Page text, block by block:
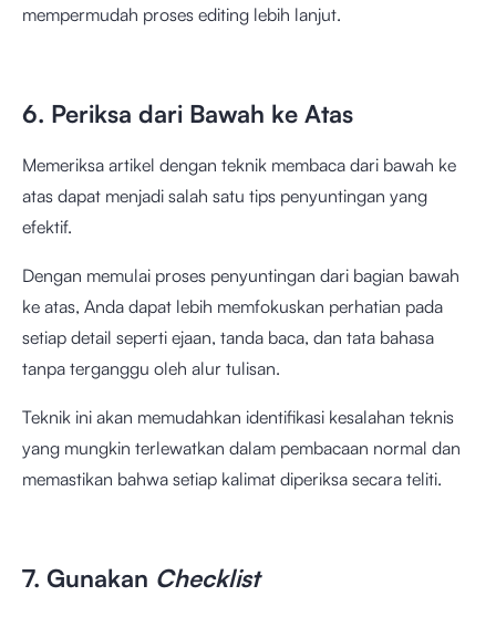
mempermudah proses editing lebih lanjut.
6. Periksa dari Bawah ke Atas
Memeriksa artikel dengan teknik membaca dari bawah ke
atas dapat menjadi salah satu tips penyuntingan yang
efektif.
Dengan memulai proses penyuntingan dari bagian bawah
ke atas, Anda dapat lebih memfokuskan perhatian pada
setiap detail seperti ejaan, tanda baca, dan tata bahasa
tanpa terganggu oleh alur tulisan.
Teknik ini akan memudahkan identifikasi kesalahan teknis
yang mungkin terlewatkan dalam pembacaan normal dan
memastikan bahwa setiap kalimat diperiksa secara teliti.
7. Gunakan Checklist